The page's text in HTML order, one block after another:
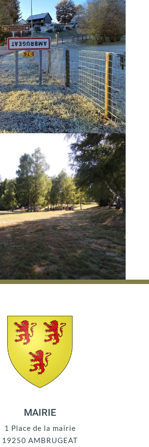
MAIRIE
1 Place de la mairie
19250 AMBRUGEAT